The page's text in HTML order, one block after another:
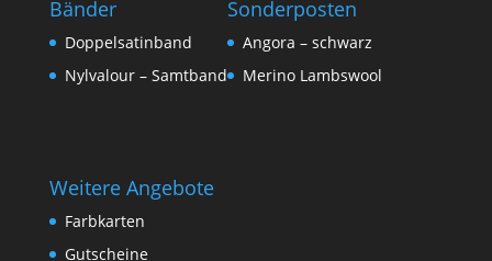
Bänder
Doppelsatinband
Nylvalour – Samtband
Sonderposten
Angora – schwarz
Merino Lambswool
Weitere Angebote
Farbkarten
Gutscheine